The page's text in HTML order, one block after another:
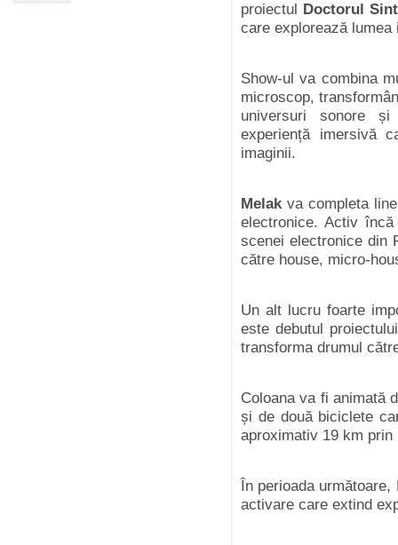
proiectul Doctorul
care explorează
Show-ul va combina
microscop,
universuri sonore
experiență imersivă
imaginii.
Melakva completa
electronice. Activ
scenei electronice din
către house, micro-
Un alt lucru foarte
este debutul proiectului
transforma drumul
Coloana va fi animată
și de două biciclete
aproximativ 19 km prin
În perioada
activare care extind